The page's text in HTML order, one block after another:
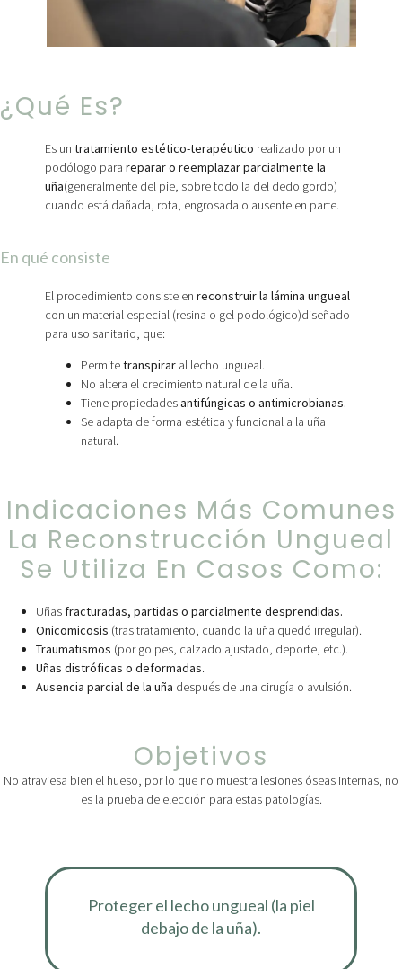
¿qué Es?
Es un tratamiento estético-terapéutico realizado por un
podólogo para reparar o reemplazar parcialmente la
uña(generalmente del pie, sobre todo la del dedo gordo)
cuando está dañada, rota, engrosada o ausente en parte.
En qué consiste
El procedimiento consiste en reconstruir la lámina ungueal
con un material especial (resina o gel podológico)diseñado
para uso sanitario, que:
Permitetranspirar al lecho ungueal.
No altera el crecimiento natural de la uña.
Tiene propiedadesantifúngicas o antimicrobianas.
Se adapta de forma estética y funcional a la uña
natural.
Indicaciones Más Comunes
La Reconstrucción Ungueal
Se Utiliza En Casos Como:
Uñas fracturadas, partidas o parcialmente desprendidas.
Onicomicosis (tras tratamiento, cuando la uña quedó irregular).
Traumatismos (por golpes, calzado ajustado, deporte, etc.).
Uñas distróficas o deformadas.
Ausencia parcial de la uña después de una cirugía o avulsión.
Objetivos
No atraviesa bien el hueso, por lo que no muestra lesiones óseas internas, no
es la prueba de elección para estas patologías.
Proteger el lecho ungueal (la piel
debajo de la uña).